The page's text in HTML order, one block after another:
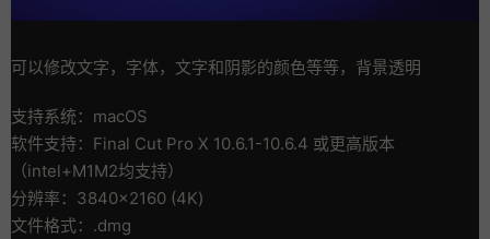
可以修改文字，字体，文字和阴影的颜色等等，背景透明
支持系统：macOS
软件支持：Final Cut Pro X 10.6.1-10.6.4 或更高版本
（intel+M1M2均支持）
分辨率：3840×2160 (4K)
文件格式：.dmg